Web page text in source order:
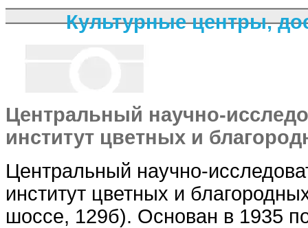
Культурные центры,
Центральный научно-
институт цветных и
Центральный научно-
институт цветных и
шоссе, 129б). Основан в 1935